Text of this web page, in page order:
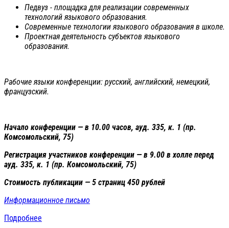
Педвуз - площадка для реализации современных
технологий языкового образования.
Современные технологии языкового образования в школе.
Проектная деятельность субъектов языкового
образования.
Рабочие языки конференции: русский, английский, немецкий,
французский.
Начало конференции — в 10.00 часов, ауд. 335, к. 1 (пр.
Комсомольский, 75)
Регистрация участников конференции — в 9.00 в холле перед
ауд. 335, к. 1 (пр. Комсомольский, 75)
Стоимость публикации — 5 страниц 450 рублей
Информационное письмо
Подробнее